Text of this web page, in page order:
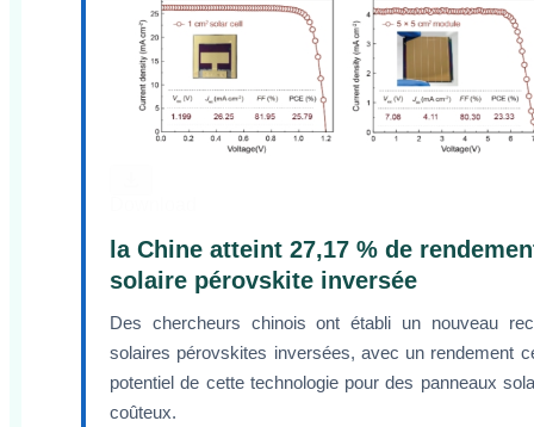
la Chine atteint 27,17 % de
solaire pérovskite inversée
Des chercheurs chinois ont établi un nouveau
solaires pérovskites inversées, avec un rendement
potentiel de cette technologie pour des panneaux
coûteux.